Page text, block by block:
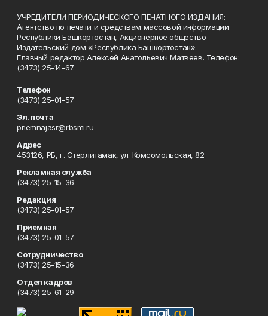
УЧРЕДИТЕЛИ ПЕРИОДИЧЕСКОГО ПЕЧАТНОГО ИЗДАНИЯ:
Агентство по печати и средствам массовой информации
Республики Башкортостан, Акционерное общество
Издательский дом «Республика Башкортостан».
Главный редактор Алексей Анатольевич Матвеев. Телефон:
(3473) 25-14-67.
Телефон
(3473) 25-01-57
Эл. почта
priemnajasr@rbsmi.ru
Адрес
453126, РБ, г. Стерлитамак, ул. Комсомольская, 82
Рекламная служба
(3473) 25-15-36
Редакция
(3473) 25-01-57
Приемная
(3473) 25-01-57
Сотрудничество
(3473) 25-15-36
Отдел кадров
(3473) 25-61-29